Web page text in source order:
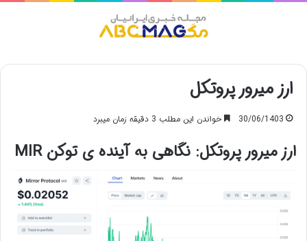
ارز میرور پروتکل
30/06/1403 خواندن این مطلب 3 دقیقه زمان میبرد
ارز میرور پروتکل: نگاهی به آینده ی توکن MIR